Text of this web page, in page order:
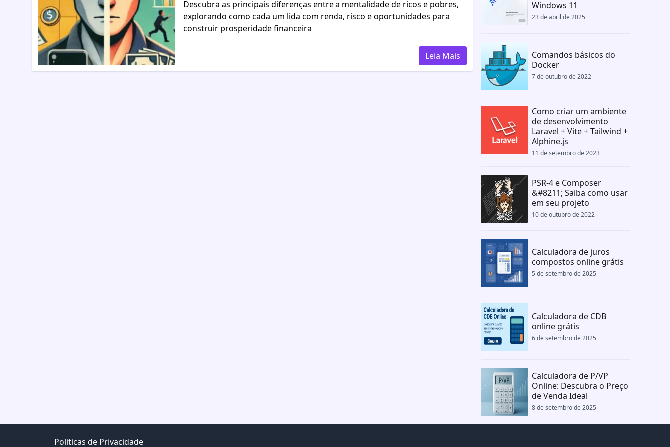
Descubra as principais diferenças entre a mentalidade de ricos e pobres,
explorando como cada um lida com renda, risco e oportunidades para
construir prosperidade financeira
Leia Mais
Windows 11
23 de abril de 2025
Comandos básicos do
Docker
7 de outubro de 2022
Como criar um ambiente
de desenvolvimento
Laravel + Vite + Tailwind +
Alphine.js
11 de setembro de 2023
PSR-4 e Composer
&#8211; Saiba como usar
em seu projeto
10 de outubro de 2022
Calculadora de juros
compostos online grátis
5 de setembro de 2025
Calculadora de CDB
online grátis
6 de setembro de 2025
Calculadora de P/VP
Online: Descubra o Preço
de Venda Ideal
8 de setembro de 2025
Politicas de Privacidade